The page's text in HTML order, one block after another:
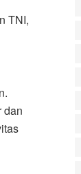
TNI,
dan